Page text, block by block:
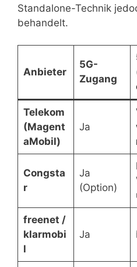
Standalone-Technik
behandelt.
Anbieter
5G-
Zugang
Telekom
(Magent
aMobil)
Ja
Congsta
r
Ja
(Option)
freenet /
klarmobi
l
Ja